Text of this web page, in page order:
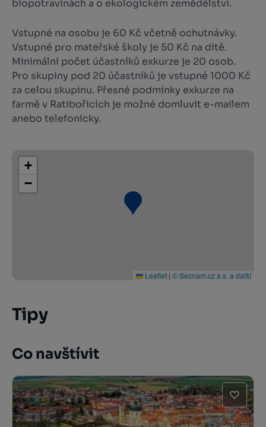
biopotravinách a o ekologickém zemědělství.
Vstupné na osobu je 60 Kč včetně ochutnávky.
Vstupné pro mateřské školy je 50 Kč na dítě.
Minimální počet účastníků exkurze je 20 osob.
Pro skupiny pod 20 účastníků je vstupné 1000 Kč
za celou skupinu. Přesné podmínky exkurze na
farmě v Ratibořicích je možné domluvit e-mailem
anebo telefonicky.
+
−
Leaflet | © Seznam.cz a.s. a další
Tipy
Co navštívit